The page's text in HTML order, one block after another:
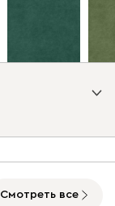
1664
Смотреть все